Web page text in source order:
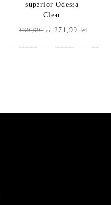
superior Odessa
Clear
339,99lei
Prețul
a
271,99 lei
este: